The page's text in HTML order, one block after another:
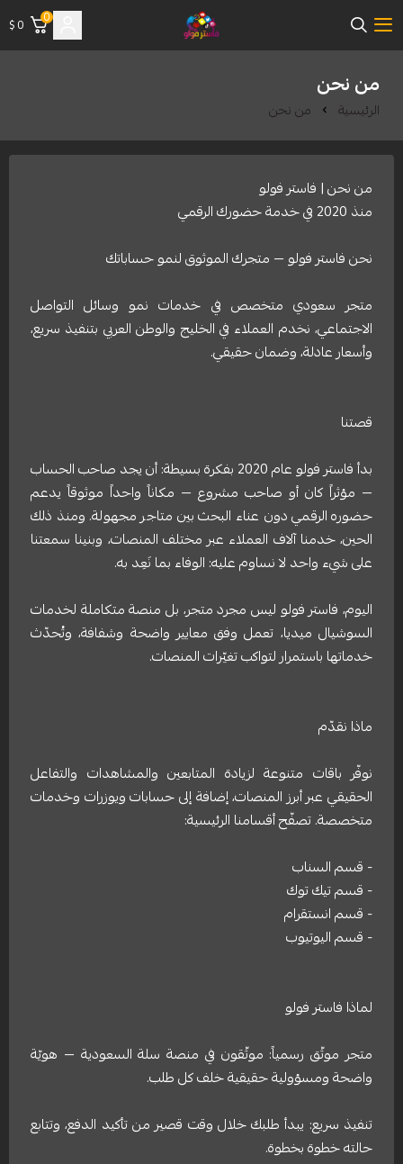
فاستر فولو | متجر شراء متابعين
0
0 $
من نحن
الرئيسية من نحن
من نحن | فاستر فولو
منذ 2020 في خدمة حضورك الرقمي
نحن فاستر فولو — متجرك الموثوق لنمو حساباتك
متجر سعودي متخصص في خدمات نمو وسائل التواصل
الاجتماعي، نخدم العملاء في الخليج والوطن العربي بتنفيذ سريع،
وأسعار عادلة، وضمان حقيقي.
قصتنا
بدأ فاستر فولو عام 2020 بفكرة بسيطة: أن يجد صاحب الحساب
— مؤثراً كان أو صاحب مشروع — مكاناً واحداً موثوقاً يدعم
حضوره الرقمي دون عناء البحث بين متاجر مجهولة. ومنذ ذلك
الحين، خدمنا آلاف العملاء عبر مختلف المنصات، وبنينا سمعتنا
على شيء واحد لا نساوم عليه: الوفاء بما نَعِد به.
اليوم، فاستر فولو ليس مجرد متجر، بل منصة متكاملة لخدمات
السوشيال ميديا، تعمل وفق معايير واضحة وشفافة، وتُحدّث
خدماتها باستمرار لتواكب تغيّرات المنصات.
ماذا نقدّم
نوفّر باقات متنوعة لزيادة المتابعين والمشاهدات والتفاعل
الحقيقي عبر أبرز المنصات، إضافة إلى حسابات ويوزرات وخدمات
متخصصة. تصفّح أقسامنا الرئيسية:
- قسم السناب
- قسم تيك توك
- قسم انستقرام
- قسم اليوتيوب
لماذا فاستر فولو
متجر موثّق رسمياً: موثّقون في منصة سلة السعودية — هويّة
واضحة ومسؤولية حقيقية خلف كل طلب.
تنفيذ سريع: يبدأ طلبك خلال وقت قصير من تأكيد الدفع، وتتابع
حالته خطوة بخطوة.